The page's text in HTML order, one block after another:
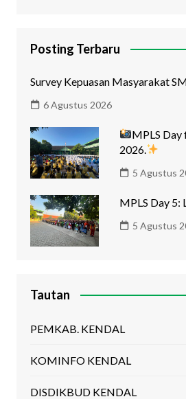
Posting Terbaru
Survey Kepuasan Masyarakat
6 Agustus 2026
MPLS Day
2026.
5 Agustus
MPLS Day 5:
5 Agustus
Tautan
PEMKAB. KENDAL
KOMINFO KENDAL
DISDIKBUD KENDAL